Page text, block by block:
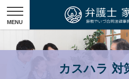
カスハラ 対